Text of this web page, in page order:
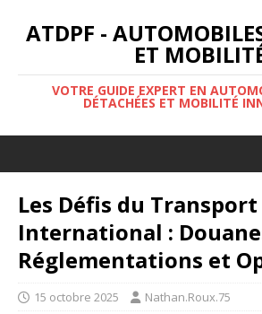
ATDPF -
ET
VOTRE GUIDE EXPERT EN
DÉTACHÉES ET MOBILITÉ
Les Défis du Transport
International :
Réglementations et
15 octobre 2025 Nathan.Roux.75